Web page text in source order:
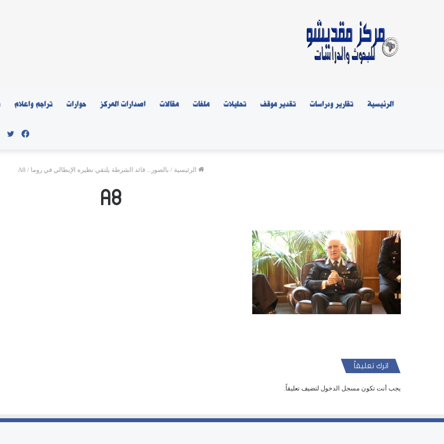
الرئيسية تقارير ودراسات تقدير موقف تحليلات ملفات مقالات اصدارات المركز حوارات تراجم واعلام
الرئيسية / بالصور... قائد الشرطة يلتقي نظيره الإيطالي في روما /
A8
A8
اترك تعليقاً
يجب أنت تكون مسجل الدخول لتضيف تعليقاً.